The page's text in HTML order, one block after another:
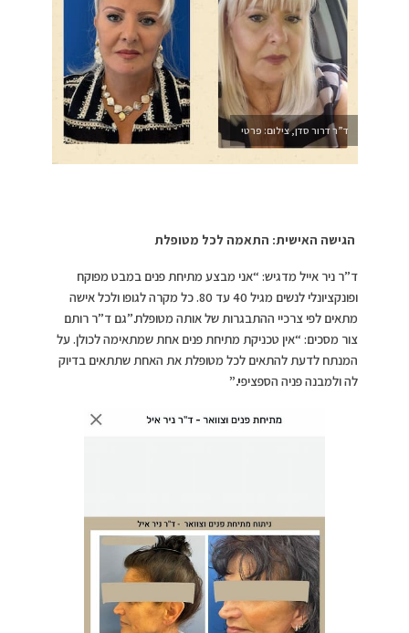
ד”ר דרור סדן, צילום: פרטי
הגישה האישית: התאמה לכל מטופלת
ד”ר ניר אייל מדגיש: “אני מבצע מתיחת פנים במבט מפוקח
ופונקציונלי לנשים מגיל 40 עד 80. כל מקרה לגופו ולכל אישה
מתאים לפי צרכיי ההתבגרות של אותה מטופלת.”גם ד”ר רותם
צור מסכים: “אין טכניקת מתיחת פנים אחת שמתאימה לכולן. על
המנתח לדעת להתאים לכל מטופלת את האחת שתתאים בדיוק
לה ולמבנה פניה הספציפי.”